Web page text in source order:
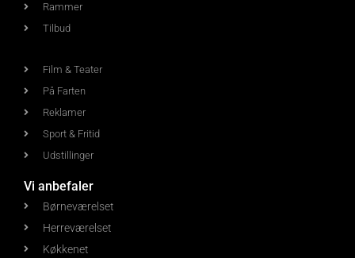
Rammer
Tilbud
Film & Teater
På Farten
Reklamer
Sport & Fritid
Udstillinger
Vi anbefaler
Børneværelset
Herreværelset
Køkkenet